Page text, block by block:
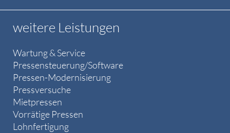
weitere Leistungen
Wartung & Service
Pressensteuerung/Software
Pressen-Modernisierung
Pressversuche
Mietpressen
Vorrätige Pressen
Lohnfertigung